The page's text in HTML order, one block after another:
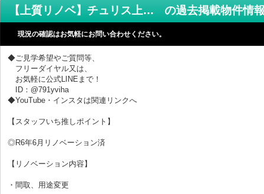
【上質リノベ】チュリス上安駅前 の過去掲載物件情報
現況の確認はお気軽にお問い合わせください。
◆ご見学希望やご質問等、
フリーダイヤル又は、
お気軽に公式LINEまで！
ID：@791yviha
◆YouTube・インスタは関連リンクへ
【スタッフいち推しポイント】
◎R6年6月リノベーション済
【リノベーション内容】
・間取、用途変更